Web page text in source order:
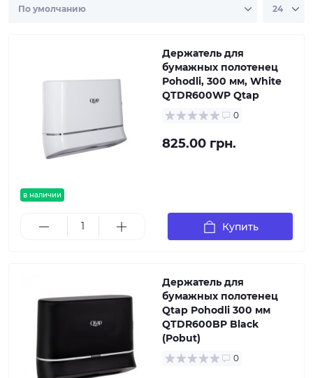
в наличии
Держатель для
бумажных полотенец
Pohodli, 300 мм, White
QTDR600WP Qtap
0
825.00 грн.
Купить
Держатель для
бумажных полотенец
Qtap Pohodli 300 мм
QTDR600BP Black
(Pobut)
0